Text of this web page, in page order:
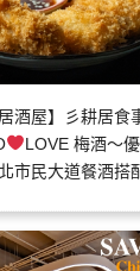
居酒屋】彡耕居食
LOVE 梅酒～
市民大道餐酒搭